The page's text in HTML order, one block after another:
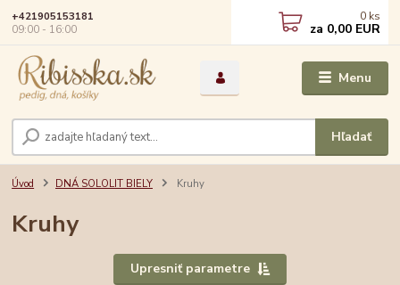
Menu
Hľadať
+421905153181
09:00 - 16:00
0 ks
za 0,00 EUR
Úvod DNÁ SOLOLIT BIELY Kruhy
Kruhy
Upresniť parametre